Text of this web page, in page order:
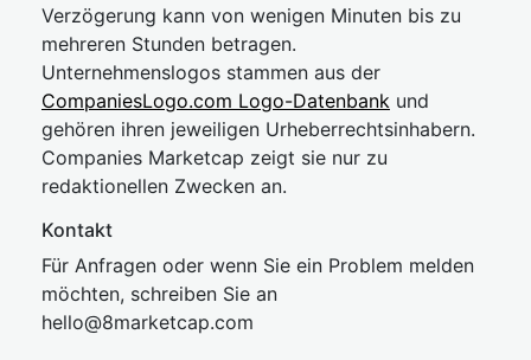
Verzögerung kann von wenigen Minuten bis zu
mehreren Stunden betragen.
Unternehmenslogos stammen aus der
CompaniesLogo.com Logo-Datenbank und
gehören ihren jeweiligen Urheberrechtsinhabern.
Companies Marketcap zeigt sie nur zu
redaktionellen Zwecken an.
Kontakt
Für Anfragen oder wenn Sie ein Problem melden
möchten, schreiben Sie an
hello@8marketcap.com